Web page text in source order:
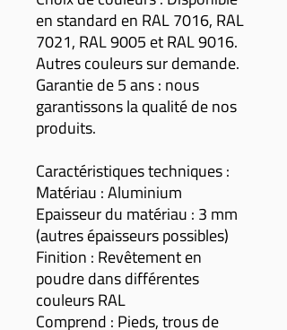
en standard en RAL 7016, RAL
7021, RAL 9005 et RAL 9016.
Autres couleurs sur demande.
Garantie de 5 ans : nous
garantissons la qualité de nos
produits.
Caractéristiques techniques :
Matériau : Aluminium
Epaisseur du matériau : 3 mm
(autres épaisseurs possibles)
Finition : Revêtement en
poudre dans différentes
couleurs RAL
Comprend : Pieds, trous de